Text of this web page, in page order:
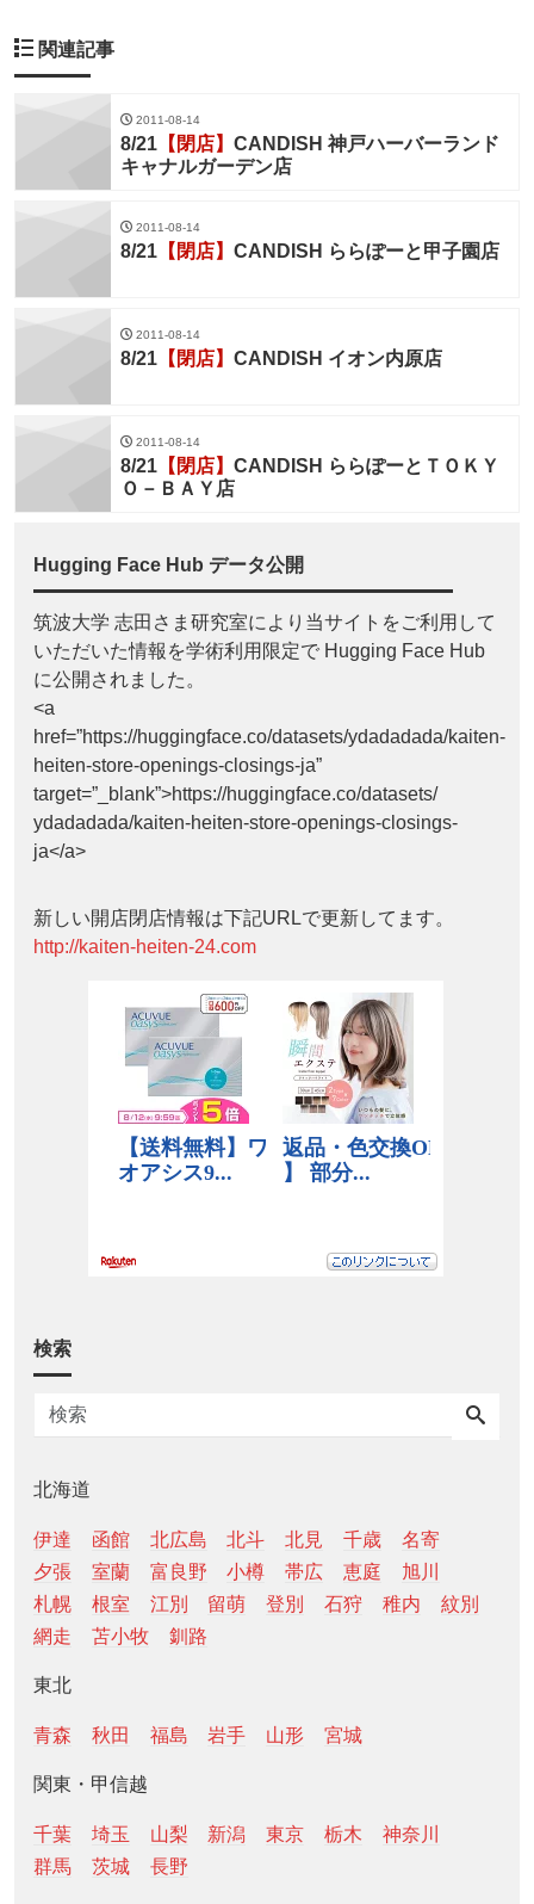
関連記事
2011-08-14
8/21 【閉店】 CANDISH 神戸ハーバーランド
キャナルガーデン店
2011-08-14
8/21 【閉店】 CANDISH ららぽーと甲子園店
2011-08-14
8/21 【閉店】 CANDISH イオン内原店
2011-08-14
8/21 【閉店】 CANDISH ららぽーとＴＯＫＹ
Ｏ－ＢＡＹ店
Hugging Face Hub データ公開
筑波大学 志田さま研究室により当サイトをご利用して
いただいた情報を学術利用限定で Hugging Face Hub
に公開されました。
<a
href=”https://huggingface.co/datasets/ydadadada/kaiten-
heiten-store-openings-closings-ja”
target=”_blank”>https://huggingface.co/datasets/
ydadadada/kaiten-heiten-store-openings-closings-
ja</a>
新しい開店閉店情報は下記URLで更新してます。
http://kaiten-heiten-24.com
検索
北海道
伊達 函館 北広島 北斗 北見 千歳
名寄
夕張
室蘭 富良野 小樽 帯広 恵庭
旭川
札幌
根室 江別 留萌 登別 石狩 稚内
紋別
網走
苫小牧 釧路
東北
青森 秋田 福島 岩手 山形 宮城
関東・甲信越
千葉 埼玉 山梨 新潟 東京 栃木
神奈川
群馬
茨城 長野